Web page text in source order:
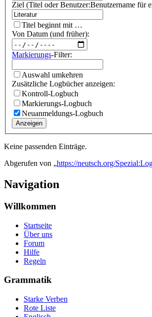
Ziel (Titel oder Benutzer:Benutzername für
Titel beginnt mit …
Von Datum (und früher):
Markierungs-Filter:
Auswahl umkehren
Zusätzliche Logbücher anzeigen:
Kontroll-Logbuch
Markierungs-Logbuch
Neuanmeldungs-Logbuch
Anzeigen
Keine passenden Einträge.
Abgerufen von „https://neutsch.org/
Navigation
Willkommen
Startseite
Über uns
Forum
Hilfe
Regeln
Grammatik
Starke Verben
Rote Liste